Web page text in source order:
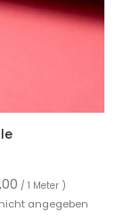
/ 1 Meter )
angegeben